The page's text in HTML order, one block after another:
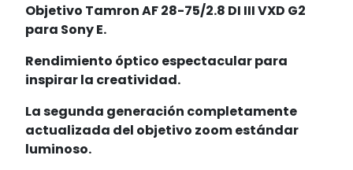
Objetivo Tamron AF 28-75/2.8 DI III VXD G2
para Sony E.
Rendimiento óptico espectacular para
inspirar la creatividad.
La segunda generación completamente
actualizada del objetivo zoom estándar
luminoso.